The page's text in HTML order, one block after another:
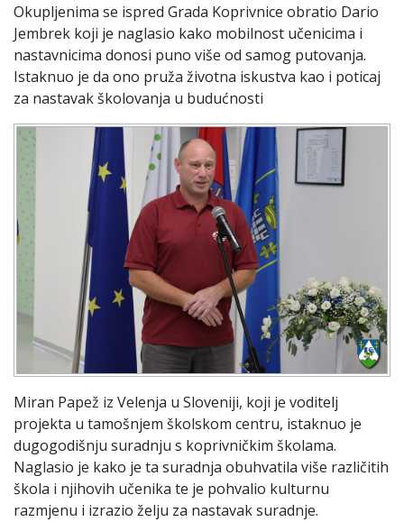
Okupljenima se ispred Grada Koprivnice obratio Dario
Jembrek koji je naglasio kako mobilnost učenicima i
nastavnicima donosi puno više od samog putovanja.
Istaknuo je da ono pruža životna iskustva kao i poticaj
za nastavak školovanja u budućnosti
Miran Papež iz Velenja u Sloveniji, koji je voditelj
projekta u tamošnjem školskom centru, istaknuo je
dugogodišnju suradnju s koprivničkim školama.
Naglasio je kako je ta suradnja obuhvatila više različitih
škola i njihovih učenika te je pohvalio kulturnu
razmjenu i izrazio želju za nastavak suradnje.